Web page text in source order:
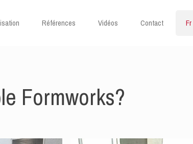
Références Vidéos Contact Fr
Formworks?